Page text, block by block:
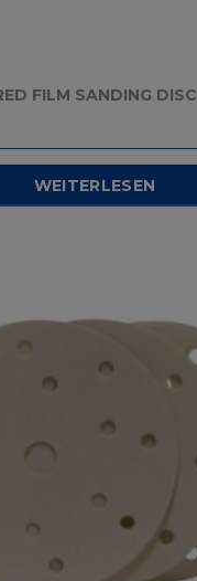
FILM SANDING DISC
WEITERLESEN